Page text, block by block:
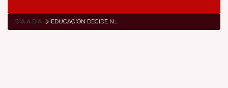
DÍA A DÍA EDUCACIÓN DECIDE NO PARTICIPAR EN EL FORO FP 2030 QUE SE INICIA ESTE LUNES EN PAMPLONA